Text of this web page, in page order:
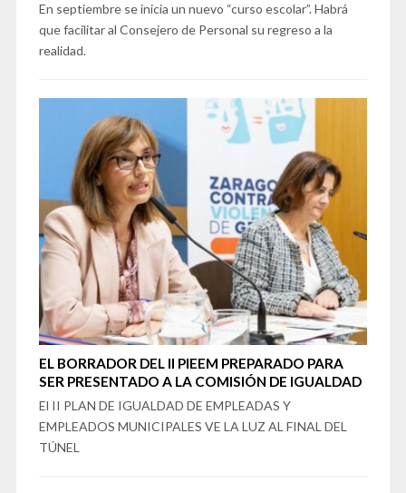
En septiembre se inicia un nuevo “curso escolar”. Habrá
que facilitar al Consejero de Personal su regreso a la
realidad.
EL BORRADOR DEL II PIEEM PREPARADO PARA
SER PRESENTADO A LA COMISIÓN DE IGUALDAD
El II PLAN DE IGUALDAD DE EMPLEADAS Y
EMPLEADOS MUNICIPALES VE LA LUZ AL FINAL DEL
TÚNEL